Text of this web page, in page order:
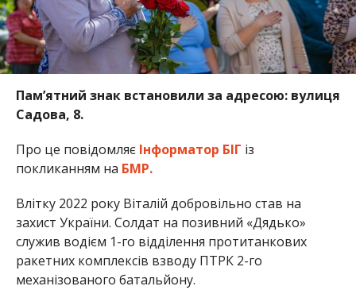
Пам’ятний знак встановили за адресою: вулиця
Садова, 8.
Про це повідомляє Інформатор БІГ із
покликанням на БМР.
Влітку 2022 року Віталій добровільно став на
захист України. Солдат на позивний «Дядько»
служив водієм 1-го відділення протитанкових
ракетних комплексів взводу ПТРК 2-го
механізованого батальйону.